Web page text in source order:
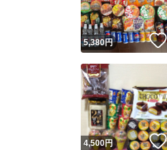
5,380円
4,500円